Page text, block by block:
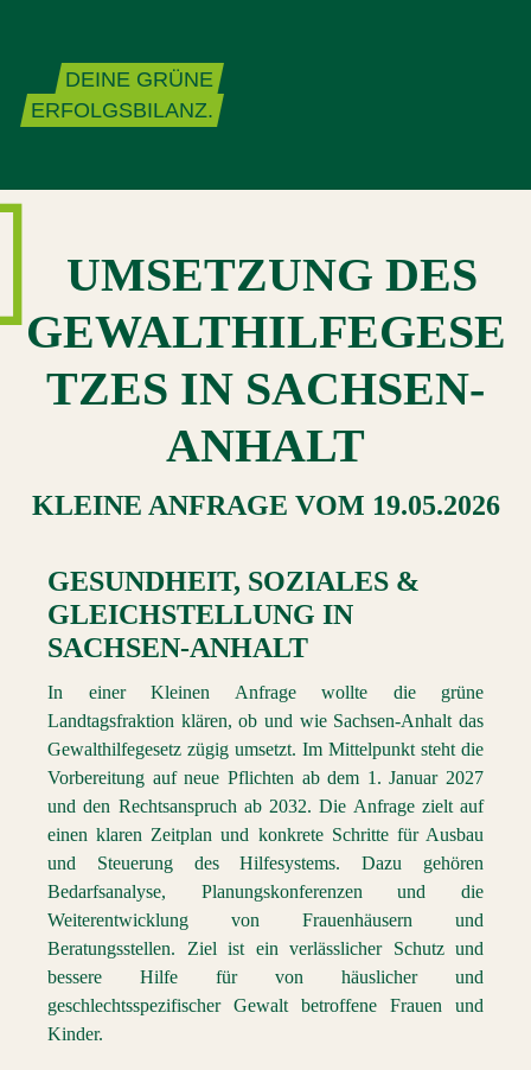
DEINE GRÜNE
ERFOLGSBILANZ.
UMSETZUNG DES
GEWALTHILFEGESE
TZES IN SACHSEN-
ANHALT
KLEINE ANFRAGE VOM 19.05.2026
GESUNDHEIT, SOZIALES &
GLEICHSTELLUNG IN
SACHSEN-ANHALT
In einer Kleinen Anfrage wollte die grüne
Landtagsfraktion klären, ob und wie Sachsen-Anhalt das
Gewalthilfegesetz zügig umsetzt. Im Mittelpunkt steht die
Vorbereitung auf neue Pflichten ab dem 1. Januar 2027
und den Rechtsanspruch ab 2032. Die Anfrage zielt auf
einen klaren Zeitplan und konkrete Schritte für Ausbau
und Steuerung des Hilfesystems. Dazu gehören
Bedarfsanalyse, Planungskonferenzen und die
Weiterentwicklung von Frauenhäusern und
Beratungsstellen. Ziel ist ein verlässlicher Schutz und
bessere Hilfe für von häuslicher und
geschlechtsspezifischer Gewalt betroffene Frauen und
Kinder.